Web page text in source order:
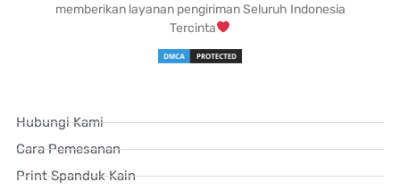
memberikan layanan pengiriman Seluruh Indonesia
Tercinta
Hubungi Kami
Cara Pemesanan
Print Spanduk Kain